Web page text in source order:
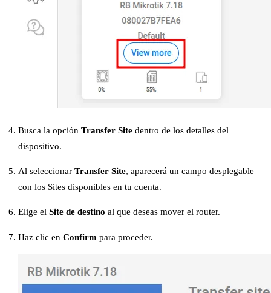
Busca la opciónTransfer Site dentro de los detalles del
dispositivo.
Al seleccionarTransfer Site, aparecerá un campo desplegable
con los Sites disponibles en tu cuenta.
Elige elSite de destino al que deseas mover el router.
Haz clic enConfirm para proceder.